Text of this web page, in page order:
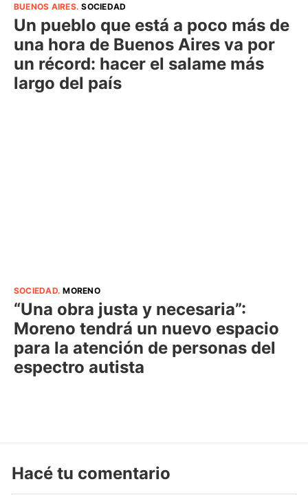
BUENOS AIRES.SOCIEDAD
Un pueblo que está a poco más de
una hora de Buenos Aires va por
un récord: hacer el salame más
largo del país
SOCIEDAD.MORENO
“Una obra justa y necesaria”:
Moreno tendrá un nuevo espacio
para la atención de personas del
espectro autista
Hacé tu comentario